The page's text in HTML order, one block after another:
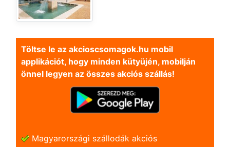
Töltse le az akcioscsomagok.hu mobil
applikációt, hogy minden kütyüjén, mobilján
önnel legyen az összes akciós szállás!
Magyarországi szállodák akciós